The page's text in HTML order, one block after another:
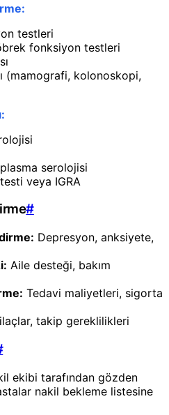
testleri
fonksiyon testleri
(mamografi, kolonoskopi,
serolojisi
veya IGRA
#
Depresyon, anksiyete,
Aile desteği, bakım
Tedavi maliyetleri, sigorta
takip gereklilikleri
ekibi tarafından gözden
nakil bekleme listesine